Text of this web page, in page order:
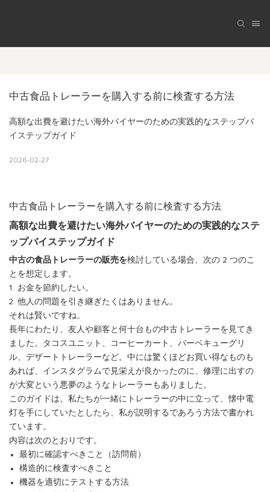
中古食品トレーラーを購入する前に検査する方法
高額な出費を避けたい海外バイヤーのための実践的なステップバ
イステップガイド
2026-02-27
中古食品トレーラーを購入する前に検査する方法
高額な出費を避けたい海外バイヤーのための実践的なステ
ップバイステップガイド
中古の食品トレーラーの販売を検討している場合、次の 2 つのこ
とを想定します。
お金を節約したい。
他人の問題を引き継ぎたくはありません。
それは賢いですね。
長年にわたり、友人や顧客と何十台もの中古トレーラーを見てき
ました。タコスユニット、コーヒーカート、バーベキューグリ
ル、デザートトレーラーなど。中には驚くほどお買い得なものも
あれば、インスタグラムで見栄えが良かったのに、修理に出すの
が大変という悪夢のようなトレーラーもありました。
このガイドは、私たちが一緒にトレーラーの中に立って、懐中電
灯を手にしていたとしたら、私が説明するであろう方法で書かれ
ています。
内容は次のとおりです。
最初に確認すべきこと（訪問前）
構造的に検査すべきこと
機器を適切にテストする方法